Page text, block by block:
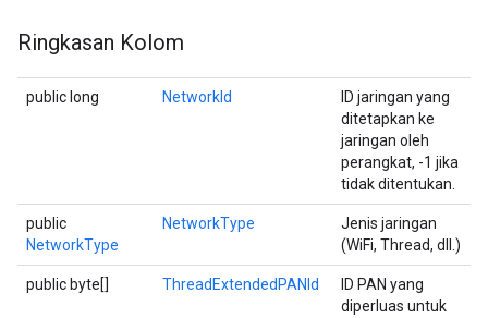
Ringkasan Kolom
public long NetworkId
ID jaringan yang
ditetapkan ke
jaringan oleh
perangkat, -1 jika
tidak ditentukan.
public
NetworkType
NetworkType
Jenis jaringan
(WiFi, Thread, dll.)
public byte[] ThreadExtendedPANId
ID PAN yang
diperluas untuk